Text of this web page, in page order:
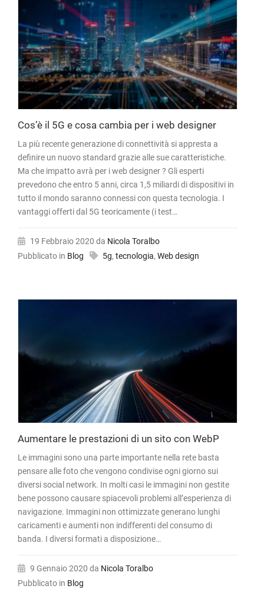
Cos’è il 5G e cosa cambia per i web designer
La più recente generazione di connettività si appresta a
definire un nuovo standard grazie alle sue caratteristiche.
Ma che impatto avrà per i web designer ? Gli esperti
prevedono che entro 5 anni, circa 1,5 miliardi di dispositivi in
tutto il mondo saranno connessi con questa tecnologia. I
vantaggi offerti dal 5G teoricamente (i test…
19 Febbraio 2020 da Nicola Toralbo
Pubblicato in Blog 5g, tecnologia, Web design
Aumentare le prestazioni di un sito con WebP
Le immagini sono una parte importante nella rete basta
pensare alle foto che vengono condivise ogni giorno sui
diversi social network. In molti casi le immagini non gestite
bene possono causare spiacevoli problemi all’esperienza di
navigazione. Immagini non ottimizzate generano lunghi
caricamenti e aumenti non indifferenti del consumo di
banda. I diversi formati a disposizione…
9 Gennaio 2020 da Nicola Toralbo
Pubblicato in Blog